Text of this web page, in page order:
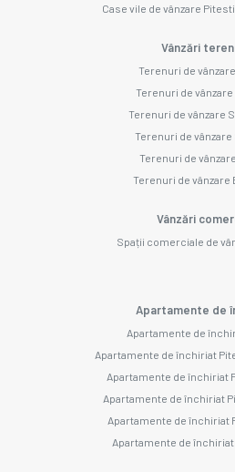
Case vile de vânzare
Vânzări
Terenuri de
Terenuri de
Terenuri de vânzare
Terenuri de vânzare
Terenuri de
Terenuri de vânzare
Vânzări
Spații comerciale de
Apartamente de
Apartamente de
Apartamente de închiriat
Apartamente de închiriat
Apartamente de închiriat
Apartamente de închiriat
Apartamente de